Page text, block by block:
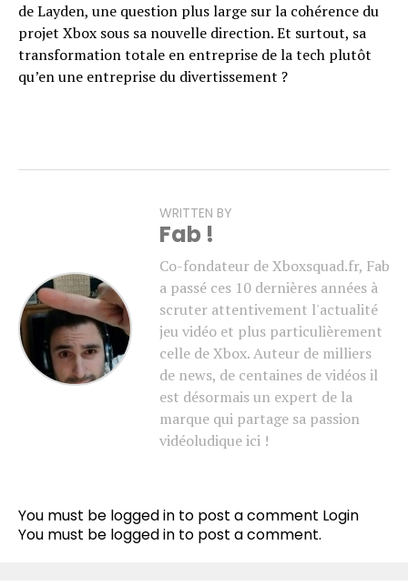
de Layden, une question plus large sur la cohérence du
projet Xbox sous sa nouvelle direction. Et surtout, sa
transformation totale en entreprise de la tech plutôt
qu’en une entreprise du divertissement ?
WRITTEN BY
Fab !
Co-fondateur de Xboxsquad.fr, Fab
a passé ces 10 dernières années à
scruter attentivement l'actualité
jeu vidéo et plus particulièrement
celle de Xbox. Auteur de milliers
de news, de centaines de vidéos il
est désormais un expert de la
marque qui partage sa passion
vidéoludique ici !
You must be logged in to post a comment Login
You must be logged in to post a comment.